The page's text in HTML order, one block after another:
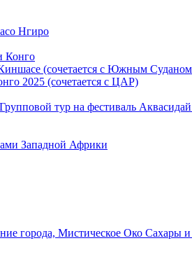
Нгиро
Конго
(сочетается с Южным
2025 (сочетается с ЦАР)
тур на фестиваль
Западной Африки
города, Мистическое Око Сахары и